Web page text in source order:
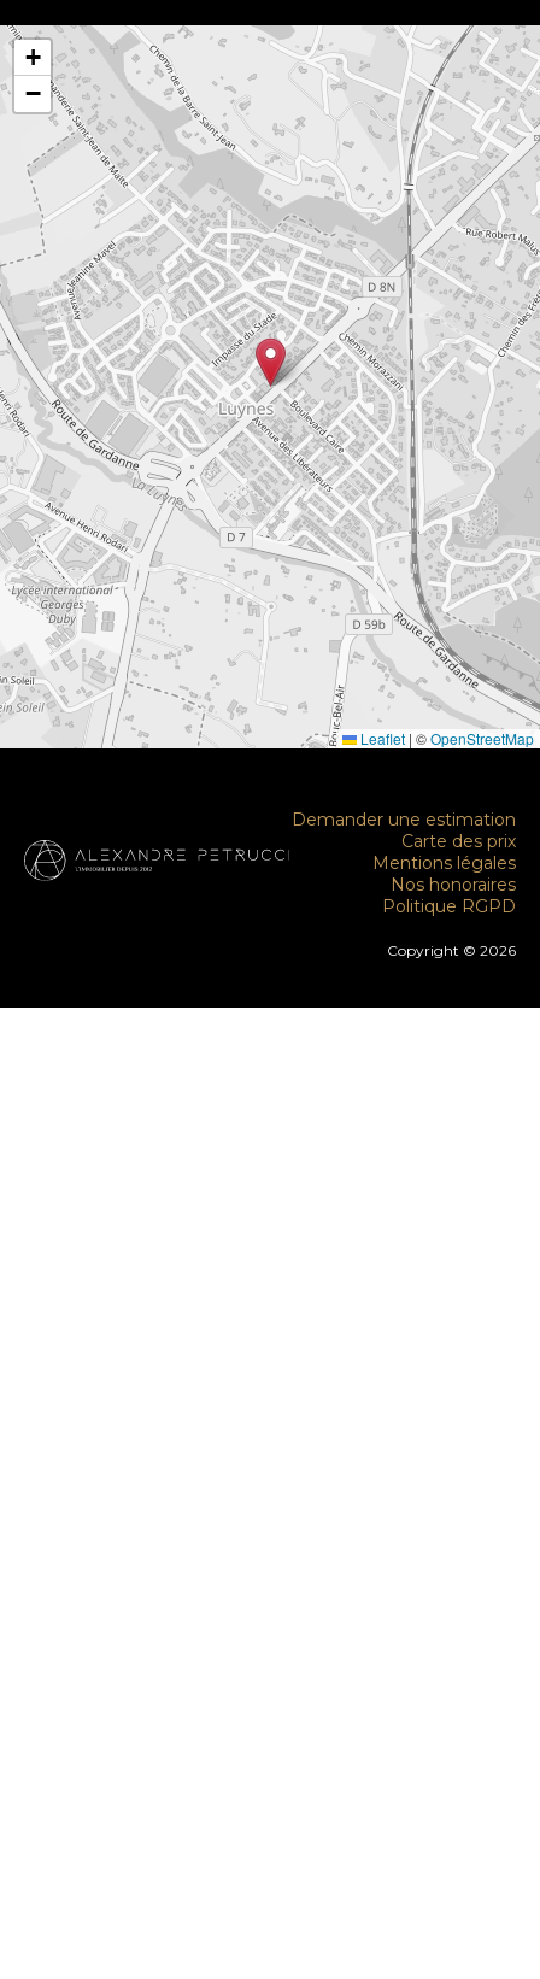
+
−
Leaflet | ©OpenStreetMap
Demander une estimation
Carte des prix
Mentions légales
Nos honoraires
Politique RGPD
Copyright © 2026